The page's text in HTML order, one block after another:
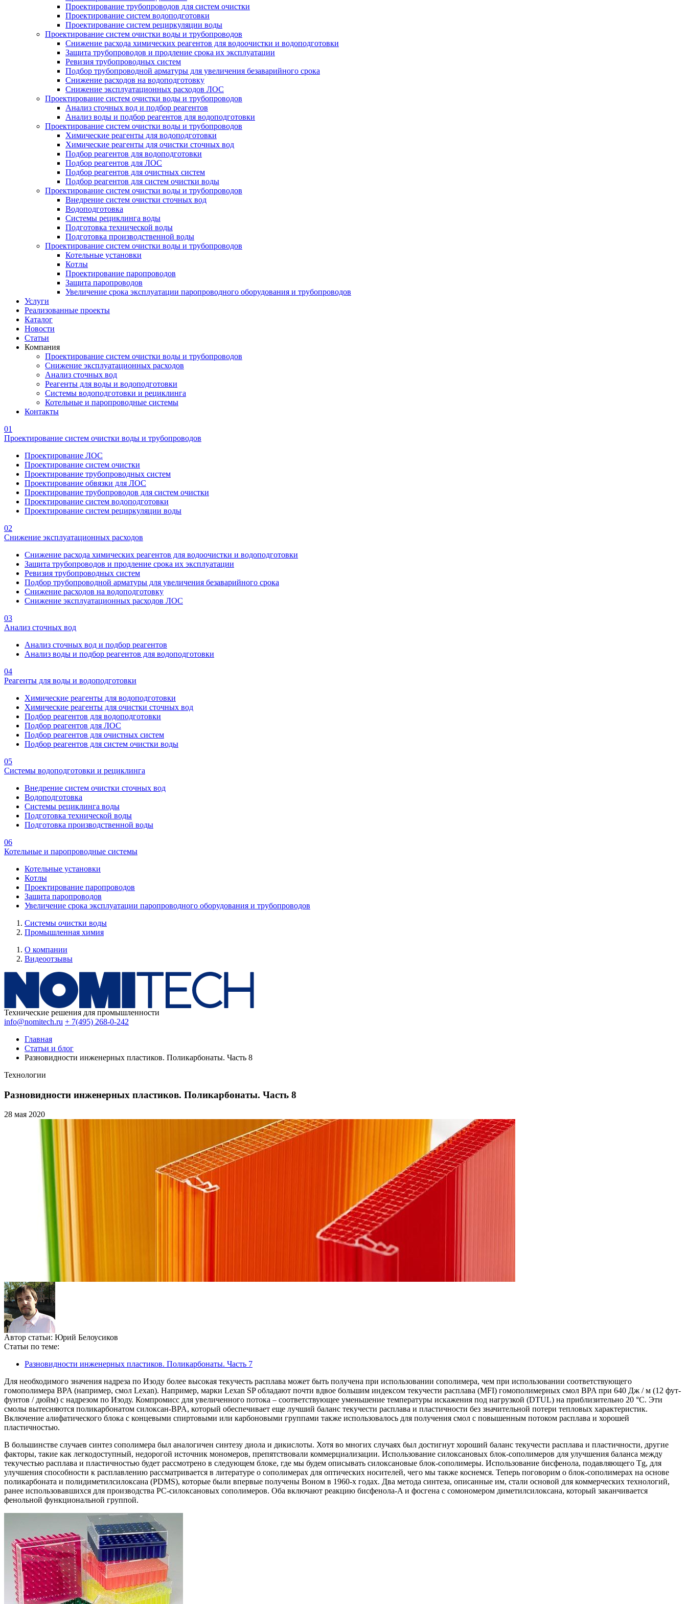
Проектирование трубопроводов для систем очистки
Проектирование систем водоподготовки
Проектирование систем рециркуляции воды
Проектирование систем очистки воды и трубопроводов
Снижение расхода химических реагентов для водоочистки и водоподготовки
Защита трубопроводов и продление срока их эксплуатации
Ревизия трубопроводных систем
Подбор трубопроводной арматуры для увеличения безаварийного срока
Снижение расходов на водоподготовку
Снижение эксплуатационных расходов ЛОС
Проектирование систем очистки воды и трубопроводов
Анализ сточных вод и подбор реагентов
Анализ воды и подбор реагентов для водоподготовки
Проектирование систем очистки воды и трубопроводов
Химические реагенты для водоподготовки
Химические реагенты для очистки сточных вод
Подбор реагентов для водоподготовки
Подбор реагентов для ЛОС
Подбор реагентов для очистных систем
Подбор реагентов для систем очистки воды
Проектирование систем очистки воды и трубопроводов
Внедрение систем очистки сточных вод
Водоподготовка
Системы рециклинга воды
Подготовка технической воды
Подготовка производственной воды
Проектирование систем очистки воды и трубопроводов
Котельные установки
Котлы
Проектирование паропроводов
Защита паропроводов
Увеличение срока эксплуатации паропроводного оборудования и трубопроводов
Услуги
Реализованные проекты
Каталог
Новости
Статьи
Компания
Проектирование систем очистки воды и трубопроводов
Снижение эксплуатационных расходов
Анализ сточных вод
Реагенты для воды и водоподготовки
Системы водоподготовки и рециклинга
Котельные и паропроводные системы
Контакты
01
Проектирование систем очистки воды и трубопроводов
Проектирование ЛОС
Проектирование систем очистки
Проектирование трубопроводных систем
Проектирование обвязки для ЛОС
Проектирование трубопроводов для систем очистки
Проектирование систем водоподготовки
Проектирование систем рециркуляции воды
02
Снижение эксплуатационных расходов
Снижение расхода химических реагентов для водоочистки и водоподготовки
Защита трубопроводов и продление срока их эксплуатации
Ревизия трубопроводных систем
Подбор трубопроводной арматуры для увеличения безаварийного срока
Снижение расходов на водоподготовку
Снижение эксплуатационных расходов ЛОС
03
Анализ сточных вод
Анализ сточных вод и подбор реагентов
Анализ воды и подбор реагентов для водоподготовки
04
Реагенты для воды и водоподготовки
Химические реагенты для водоподготовки
Химические реагенты для очистки сточных вод
Подбор реагентов для водоподготовки
Подбор реагентов для ЛОС
Подбор реагентов для очистных систем
Подбор реагентов для систем очистки воды
05
Системы водоподготовки и рециклинга
Внедрение систем очистки сточных вод
Водоподготовка
Системы рециклинга воды
Подготовка технической воды
Подготовка производственной воды
06
Котельные и паропроводные системы
Котельные установки
Котлы
Проектирование паропроводов
Защита паропроводов
Увеличение срока эксплуатации паропроводного оборудования и трубопроводов
Системы очистки воды
Промышленная химия
О компании
Видеоотзывы
Технические решения для промышленности
info@nomitech.ru + 7(495) 268-0-242
Главная
Статьи и блог
Разновидности инженерных пластиков. Поликарбонаты. Часть 8
Технологии
Разновидности инженерных пластиков. Поликарбонаты. Часть 8
28 мая 2020
Автор статьи: Юрий Белоусиков
Статьи по теме:
Разновидности инженерных пластиков. Поликарбонаты. Часть 7
Для необходимого значения надреза по Изоду более высокая текучесть расплава может быть получена при использовании сополимера, чем при использовании соответствующего
гомополимера BPA (например, смол Lexan). Например, марки Lexan SP обладают почти вдвое большим индексом текучести расплава (MFI) гомополимерных смол BPA при 640 Дж / м (12 фут-
фунтов / дюйм) с надрезом по Изоду. Компромисс для увеличенного потока – соответствующее уменьшение температуры искажения под нагрузкой (DTUL) на приблизительно 20 °C. Эти
смолы вытесняются поликарбонатом силоксан-BPA, который обеспечивает еще лучший баланс текучести расплава и пластичности без значительной потери тепловых характеристик.
Включение алифатического блока с концевыми спиртовыми или карбоновыми группами также использовалось для получения смол с повышенным потоком расплава и хорошей
пластичностью.
В большинстве случаев синтез сополимера был аналогичен синтезу диола и дикислоты. Хотя во многих случаях был достигнут хороший баланс текучести расплава и пластичности, другие
факторы, такие как легкодоступный, недорогой источник мономеров, препятствовали коммерциализации. Использование силоксановых блок-сополимеров для улучшения баланса между
текучестью расплава и пластичностью будет рассмотрено в следующем блоке, где мы будем описывать силоксановые блок-сополимеры. Использование бисфенола, подавляющего Tg, для
улучшения способности к расплавлению рассматривается в литературе о сополимерах для оптических носителей, чего мы также коснемся. Теперь поговорим о блок-сополимерах на основе
поликарбоната и полидиметилсилоксана (PDMS), которые были впервые получены Воном в 1960-х годах. Два метода синтеза, описанные им, стали основой для коммерческих технологий,
ранее использовавшихся для производства PC-силоксановых сополимеров. Оба включают реакцию бисфенола-A и фосгена с сомономером диметилсилоксана, который заканчивается
фенольной функциональной группой.